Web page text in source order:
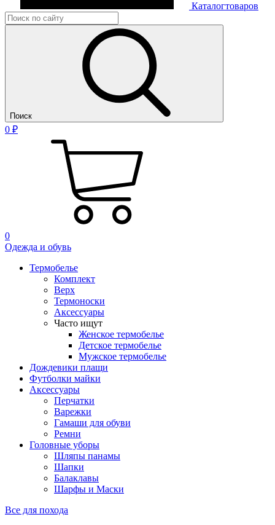
Каталогтоваров
Поиск
0 ₽
0
Одежда и обувь
Термобелье
Комплект
Верх
Термоноски
Аксессуары
Часто ищут
Женское термобелье
Детское термобелье
Мужское термобелье
Дождевики плащи
Футболки майки
Аксессуары
Перчатки
Варежки
Гамаши для обуви
Ремни
Головные уборы
Шляпы панамы
Шапки
Балаклавы
Шарфы и Маски
Все для похода